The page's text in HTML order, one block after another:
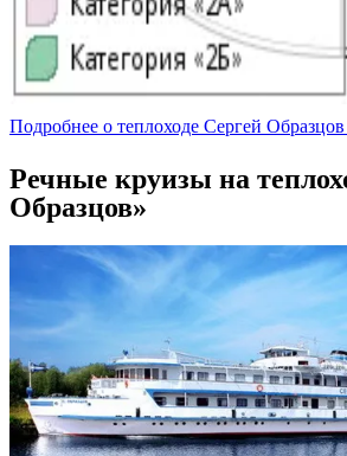
Подробнее о теплоходе Сергей
Речные круизы на
Образцов»